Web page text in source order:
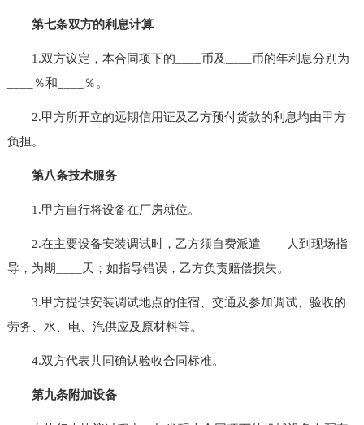
第七条双方的利息计算
1.双方议定，本合同项下的____币及____币的年利息分别为
____％和____％。
2.甲方所开立的远期信用证及乙方预付货款的利息均由甲方
负担。
第八条技术服务
1.甲方自行将设备在厂房就位。
2.在主要设备安装调试时，乙方须自费派遣____人到现场指
导，为期____天；如指导错误，乙方负责赔偿损失。
3.甲方提供安装调试地点的住宿、交通及参加调试、验收的
劳务、水、电、汽供应及原材料等。
4.双方代表共同确认验收合同标准。
第九条附加设备